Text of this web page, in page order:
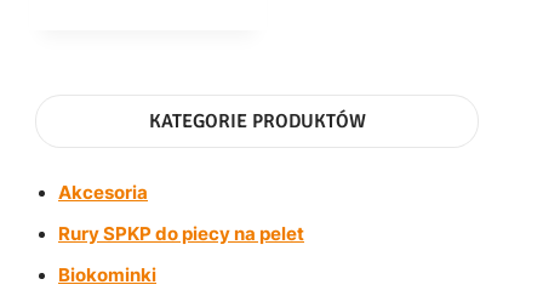
KATEGORIE PRODUKTÓW
Akcesoria
Rury SPKP do piecy na pelet
Biokominki